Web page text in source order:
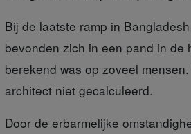
Bij de laatste ramp in
bevonden zich in een pand in
berekend was op zoveel
architect niet gecalculeerd.
Door de erbarmelijke